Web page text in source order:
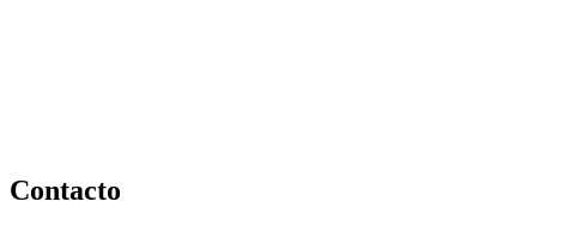
Contacto